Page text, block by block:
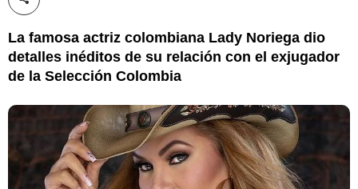
Compartir esta noticia
La famosa actriz colombiana Lady Noriega dio
detalles inéditos de su relación con el exjugador
de la Selección Colombia